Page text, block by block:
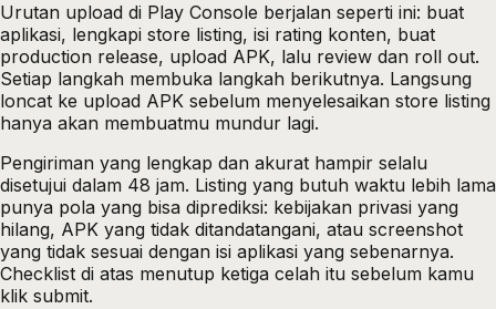
Urutan upload di Play Console berjalan seperti ini: buat
aplikasi, lengkapi store listing, isi rating konten, buat
production release, upload APK, lalu review dan roll out.
Setiap langkah membuka langkah berikutnya. Langsung
loncat ke upload APK sebelum menyelesaikan store listing
hanya akan membuatmu mundur lagi.
Pengiriman yang lengkap dan akurat hampir selalu
disetujui dalam 48 jam. Listing yang butuh waktu lebih lama
punya pola yang bisa diprediksi: kebijakan privasi yang
hilang, APK yang tidak ditandatangani, atau screenshot
yang tidak sesuai dengan isi aplikasi yang sebenarnya.
Checklist di atas menutup ketiga celah itu sebelum kamu
klik submit.